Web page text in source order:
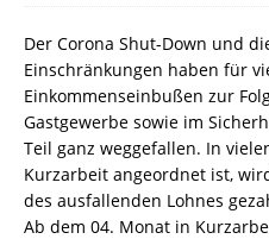
Der Corona Shut-Down und
Einschränkungen haben für
Einkommenseinbußen zur
Gastgewerbe sowie im
Teil ganz weggefallen. In
Kurzarbeit angeordnet ist,
des ausfallenden Lohnes
Ab dem 04. Monat in